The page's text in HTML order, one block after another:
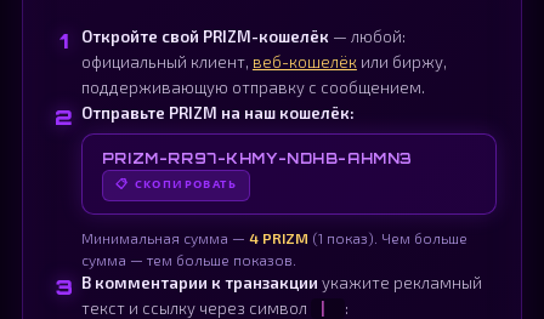
1 Откройте свой PRIZM-кошелёк — любой:
официальный клиент, веб-кошелёк или биржу,
поддерживающую отправку с сообщением.
2 Отправьте PRIZM на наш кошелёк:
PRIZM-RR97-KHMY-NDHB-AHMN3
📋 СКОПИРОВАТЬ
Минимальная сумма — 4 PRIZM (1 показ). Чем больше
сумма — тем больше показов.
3 В комментарии к транзакции укажите рекламный
текст и ссылку через символ
: